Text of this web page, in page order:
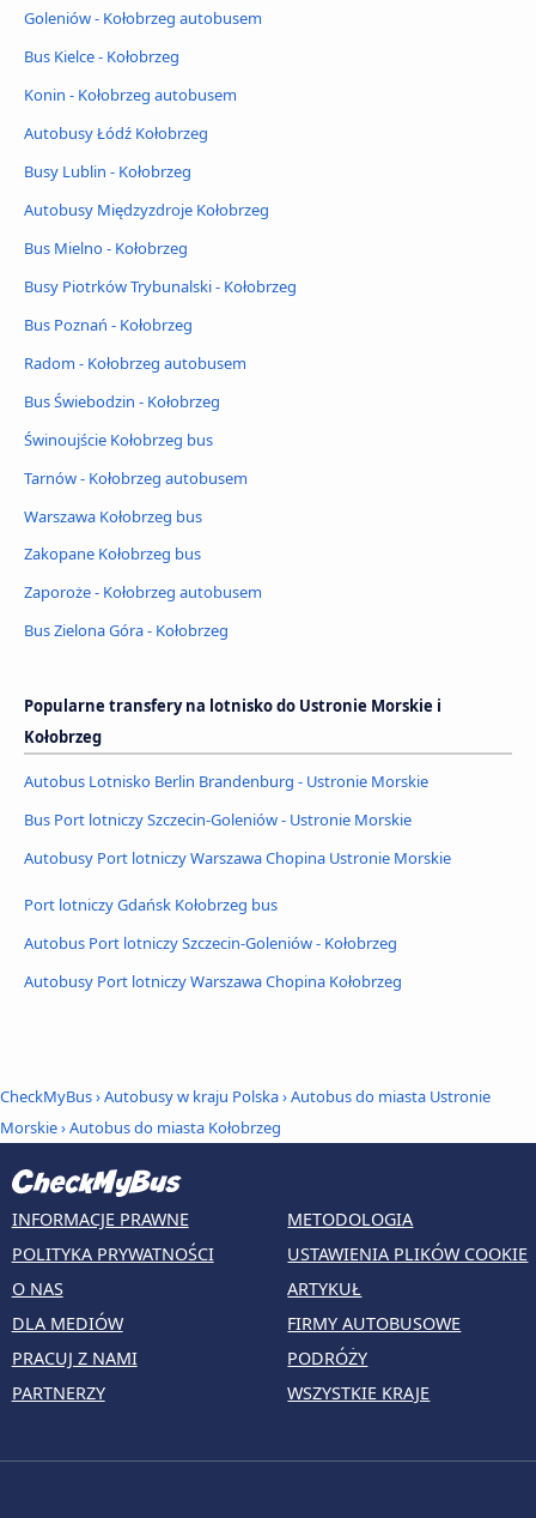
Goleniów - Kołobrzeg autobusem
Bus Kielce - Kołobrzeg
Konin - Kołobrzeg autobusem
Autobusy Łódź Kołobrzeg
Busy Lublin - Kołobrzeg
Autobusy Międzyzdroje Kołobrzeg
Bus Mielno - Kołobrzeg
Busy Piotrków Trybunalski - Kołobrzeg
Bus Poznań - Kołobrzeg
Radom - Kołobrzeg autobusem
Bus Świebodzin - Kołobrzeg
Świnoujście Kołobrzeg bus
Tarnów - Kołobrzeg autobusem
Warszawa Kołobrzeg bus
Zakopane Kołobrzeg bus
Zaporoże - Kołobrzeg autobusem
Bus Zielona Góra - Kołobrzeg
Popularne transfery na lotnisko do Ustronie Morskie i
Kołobrzeg
Autobus Lotnisko Berlin Brandenburg - Ustronie Morskie
Bus Port lotniczy Szczecin-Goleniów - Ustronie Morskie
Autobusy Port lotniczy Warszawa Chopina Ustronie Morskie
Port lotniczy Gdańsk Kołobrzeg bus
Autobus Port lotniczy Szczecin-Goleniów - Kołobrzeg
Autobusy Port lotniczy Warszawa Chopina Kołobrzeg
CheckMyBus›Autobusy w kraju Polska›Autobus do miasta Ustronie
Morskie›Autobus do miasta Kołobrzeg
INFORMACJE PRAWNE
POLITYKA PRYWATNOŚCI
O NAS
DLA MEDIÓW
PRACUJ Z NAMI
PARTNERZY
METODOLOGIA
USTAWIENIA PLIKÓW COOKIE
ARTYKUŁ
FIRMY AUTOBUSOWE
PODRÓŻY
WSZYSTKIE KRAJE